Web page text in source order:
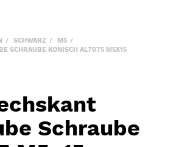
SCHWARZ
M5
SCHRAUBE KONISCH AL7075 M5X15
Schraube